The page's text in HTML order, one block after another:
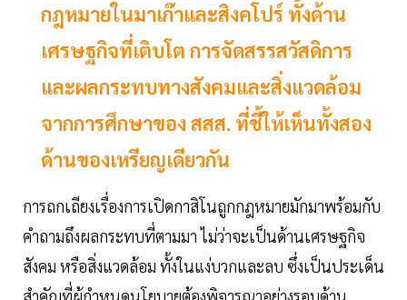
กฎหมายในมาเก๊าและสิงคโปร์ ทั้งด้าน
เศรษฐกิจที่เติบโต การจัดสรรสวัสดิการ
และผลกระทบทางสังคมและสิ่งแวดล้อม
จากการศึกษาของ สสส. ที่ชี้ให้เห็นทั้งสอง
ด้านของเหรียญเดียวกัน
การถกเถียงเรื่องการเปิดกาสิโนถูกกฎหมายมักมาพร้อมกับ
คำถามถึงผลกระทบที่ตามมา ไม่ว่าจะเป็นด้านเศรษฐกิจ
สังคม หรือสิ่งแวดล้อม ทั้งในแง่บวกและลบ ซึ่งเป็นประเด็น